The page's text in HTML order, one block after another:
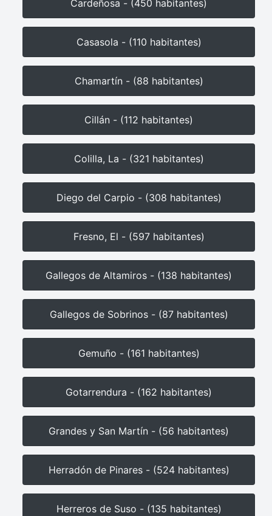
Cardeñosa - (450 habitantes)
Casasola - (110 habitantes)
Chamartín - (88 habitantes)
Cillán - (112 habitantes)
Colilla, La - (321 habitantes)
Diego del Carpio - (308 habitantes)
Fresno, El - (597 habitantes)
Gallegos de Altamiros - (138 habitantes)
Gallegos de Sobrinos - (87 habitantes)
Gemuño - (161 habitantes)
Gotarrendura - (162 habitantes)
Grandes y San Martín - (56 habitantes)
Herradón de Pinares - (524 habitantes)
Herreros de Suso - (135 habitantes)